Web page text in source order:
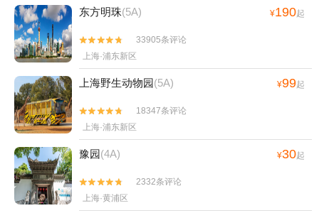
东方明珠(5A) ¥190起


33905条评论
上海·浦东新区
上海野生动物园(5A) ¥99起


18347条评论
上海·浦东新区
豫园(4A) ¥30起


2332条评论
上海·黄浦区